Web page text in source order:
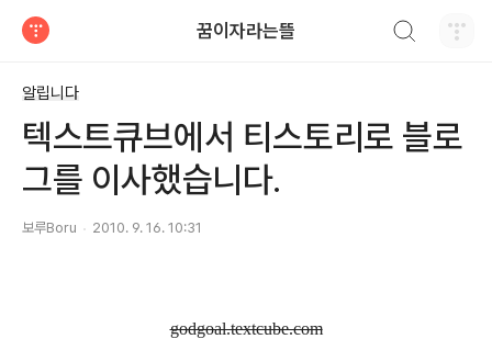
꿈이자라는뜰
알립니다
텍스트큐브에서 티스토리로 블로
그를 이사했습니다.
보루Boru 2010. 9. 16. 10:31
godgoal.textcube.com